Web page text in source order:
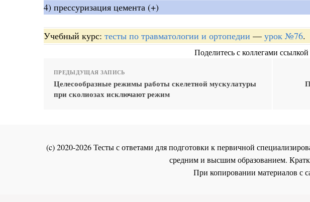
4) прессуризация цемента (+)
Учебный курс: тесты по травматологии и ортопедии — урок №76.
Поделитесь с коллегами
ПРЕДЫДУЩАЯ ЗАПИСЬ
Целесообразные режимы работы скелетной мускулатуры
при сколиозах исключают режим
(c) 2020-2026 Тесты с ответами для подготовки к первичной
средним и высшим образованием.
При копировании материалов с